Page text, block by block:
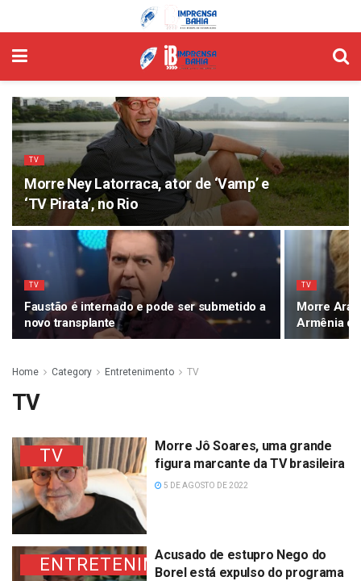
TV
Morre Ney Latorraca, ator de ‘Vamp’ e
‘TV Pirata’, no Rio
TV
Faustão é internado e pode ser submetido a
novo transplante
TV
Morre
Armênia
Home Category Entretenimento TV
TV
TV
Morre Jô Soares, uma grande
figura marcante da TV brasileira
5 DE AGOSTO DE 2022
ENTRETENIMENTOAcusado de estupro Nego do
Borel está expulso do programa